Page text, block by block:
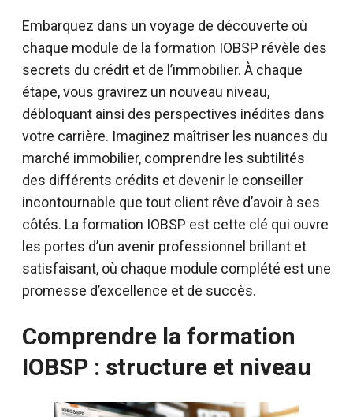
Embarquez dans un voyage de découverte où
chaque module de la formation IOBSP révèle des
secrets du crédit et de l’immobilier. À chaque
étape, vous gravirez un nouveau niveau,
débloquant ainsi des perspectives inédites dans
votre carrière. Imaginez maîtriser les nuances du
marché immobilier, comprendre les subtilités
des différents crédits et devenir le conseiller
incontournable que tout client rêve d’avoir à ses
côtés. La formation IOBSP est cette clé qui ouvre
les portes d’un avenir professionnel brillant et
satisfaisant, où chaque module complété est une
promesse d’excellence et de succès.
Comprendre la formation
IOBSP : structure et niveau